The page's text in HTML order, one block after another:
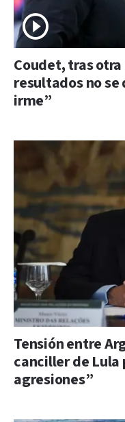
Coudet, tras
resultados no se
irme”
Tensión entre
canciller de Lula
agresiones”